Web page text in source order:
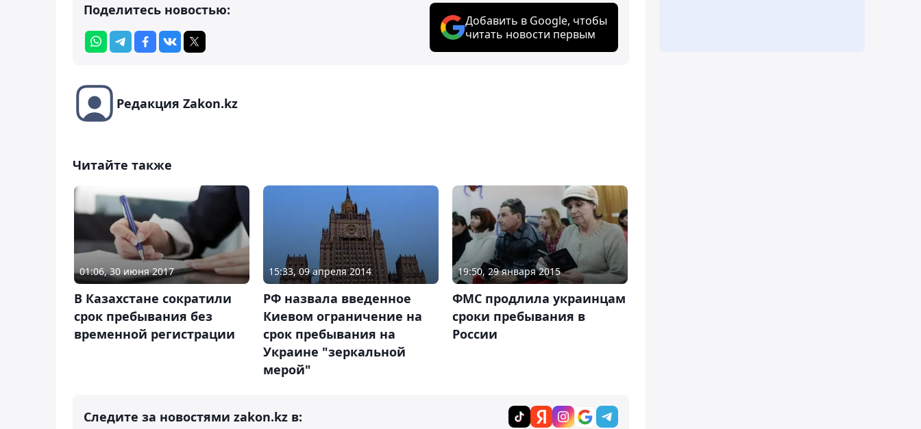
Поделитесь новостью:
Добавить в Google, чтобы
читать новости первым
Редакция Zakon.kz
Читайте также
01:06, 30 июня 2017
В Казахстане сократили
срок пребывания без
временной регистрации
15:33, 09 апреля 2014
РФ назвала введенное
Киевом ограничение на
срок пребывания на
Украине "зеркальной
мерой"
19:50, 29 января 2015
ФМС продлила украинцам
сроки пребывания в
России
Следите за новостями zakon.kz в: